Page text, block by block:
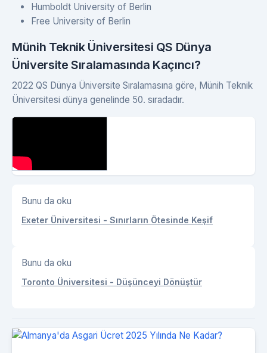
Humboldt University of Berlin
Free University of Berlin
Münih Teknik Üniversitesi QS Dünya
Üniversite Sıralamasında Kaçıncı?
2022 QS Dünya Üniversite Sıralamasına göre, Münih Teknik
Üniversitesi dünya genelinde 50. sıradadır.
Bunu da oku
Exeter Üniversitesi - Sınırların Ötesinde Keşif
Bunu da oku
Toronto Üniversitesi - Düşünceyi Dönüştür